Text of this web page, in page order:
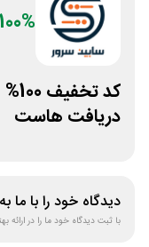
100%
کد تخفیف 100%
دریافت هاست
دیدگاه خود را با ما
با ثبت دیدگاه خود ما را در ارائه